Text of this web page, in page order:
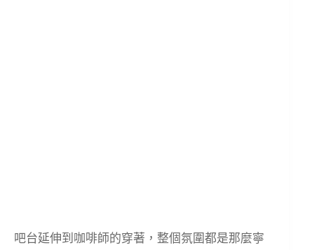
吧台延伸到咖啡師的穿著，整個氛圍都是那麼寧